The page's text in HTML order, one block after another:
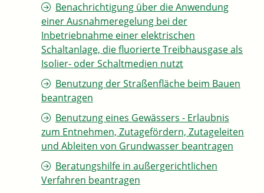
Benachrichtigung über die Anwendung
einer Ausnahmeregelung bei der
Inbetriebnahme einer elektrischen
Schaltanlage, die fluorierte Treibhausgase als
Isolier- oder Schaltmedien nutzt
Benutzung der Straßenfläche beim Bauen
beantragen
Benutzung eines Gewässers - Erlaubnis
zum Entnehmen, Zutagefördern, Zutageleiten
und Ableiten von Grundwasser beantragen
Beratungshilfe in außergerichtlichen
Verfahren beantragen